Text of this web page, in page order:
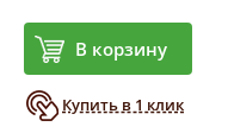
В корзину
Купить в 1 клик